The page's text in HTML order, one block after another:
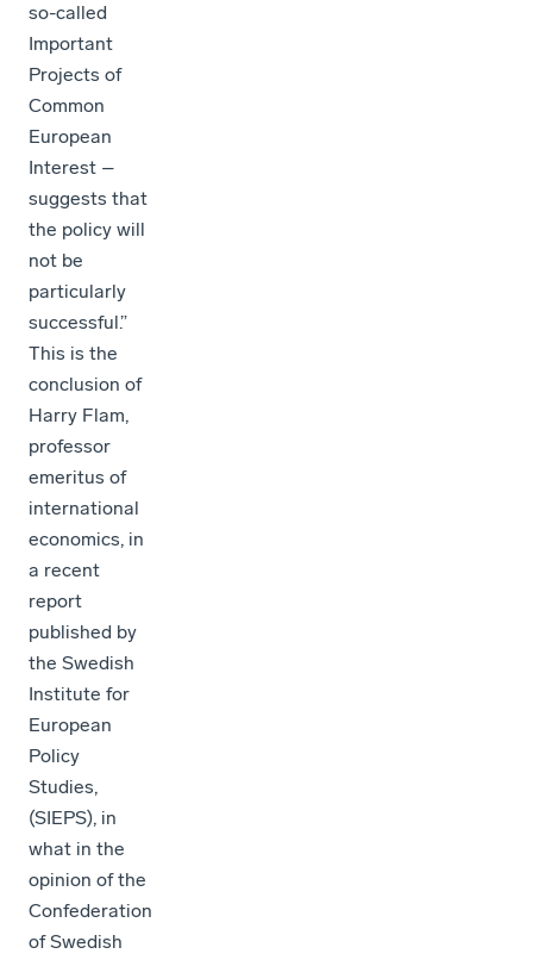
so-called
Important
Projects of
Common
European
Interest –
suggests that
the policy will
not be
particularly
successful.”
This is the
conclusion of
Harry Flam,
professor
emeritus of
international
economics, in
a recent
report
published by
the Swedish
Institute for
European
Policy
Studies,
(SIEPS), in
what in the
opinion of the
Confederation
of Swedish